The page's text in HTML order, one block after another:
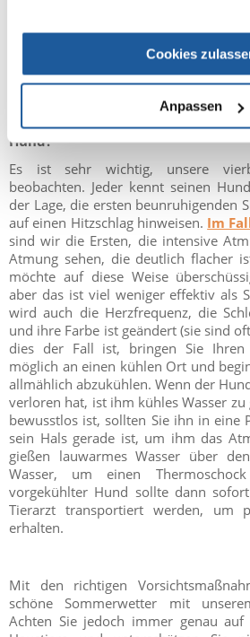
Cookies
Anpassen
60-70° aufgeheizten Auto könnte
unser Haustier darstellen.
Was sind die Symptome einer
Hund?
Es ist sehr wichtig, unsere
beobachten. Jeder kennt seinen
der Lage, die ersten beunruhigenden
auf einen Hitzschlag hinweisen. Im
sind wir die Ersten, die intensive
Atmung sehen, die deutlich flacher
möchte auf diese Weise
aber das ist viel weniger effektiv als
wird auch die Herzfrequenz, die
und ihre Farbe ist geändert (sie sind
dies der Fall ist, bringen Sie
möglich an einen kühlen Ort und
allmählich abzukühlen. Wenn der
verloren hat, ist ihm kühles Wasser
bewusstlos ist, sollten Sie ihn in eine
sein Hals gerade ist, um ihm das
gießen lauwarmes Wasser über
Wasser, um einen
vorgekühlter Hund sollte dann
Tierarzt transportiert werden, um
erhalten.
Mit den richtigen
schöne Sommerwetter mit
Achten Sie jedoch immer genau auf